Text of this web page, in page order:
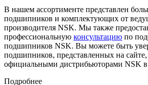
В нашем ассортименте представлен
подшипников и комплектующих от
производителя NSK. Мы также
профессиональную консультацию по
подшипников NSK. Вы можете быть
подшипников, представленных на
официальными дистрибьюторами NSK в
Подробнее